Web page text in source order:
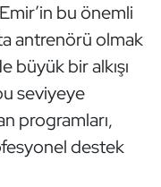
bu önemli
antrenörü olmak
büyük bir alkışı
seviyeye
programları,
destek